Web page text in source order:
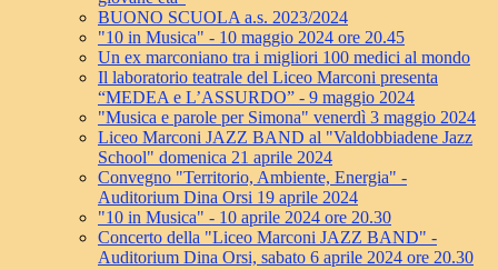
BUONO SCUOLA a.s. 2023/2024
"10 in Musica" - 10 maggio 2024 ore 20.45
Un ex marconiano tra i migliori 100 medici al mondo
Il laboratorio teatrale del Liceo Marconi presenta
“MEDEA e L’ASSURDO” - 9 maggio 2024
"Musica e parole per Simona" venerdì 3 maggio 2024
Liceo Marconi JAZZ BAND al "Valdobbiadene Jazz
School" domenica 21 aprile 2024
Convegno "Territorio, Ambiente, Energia" -
Auditorium Dina Orsi 19 aprile 2024
"10 in Musica" - 10 aprile 2024 ore 20.30
Concerto della "Liceo Marconi JAZZ BAND" -
Auditorium Dina Orsi, sabato 6 aprile 2024 ore 20.30